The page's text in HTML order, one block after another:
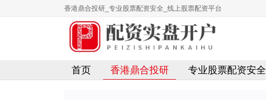
香港鼎合投研_专业股票配资安全_线上股票配资平台
首页 香港鼎合投研 专业股票配资安全